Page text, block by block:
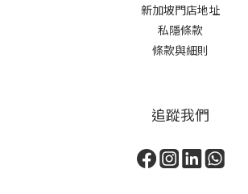
新加坡門店地址
私隱條款
條款與細則
追蹤我們